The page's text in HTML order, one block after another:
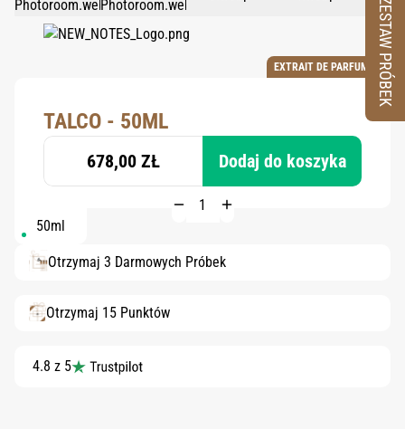
EXTRAIT DE PARFUM
TALCO - 50ML
678,00 ZŁ Dodaj do koszyka
50ml
Otrzymaj 3 Darmowych Próbek
Otrzymaj 15 Punktów
4.8 z 5
ZESTAW PRÓBEK